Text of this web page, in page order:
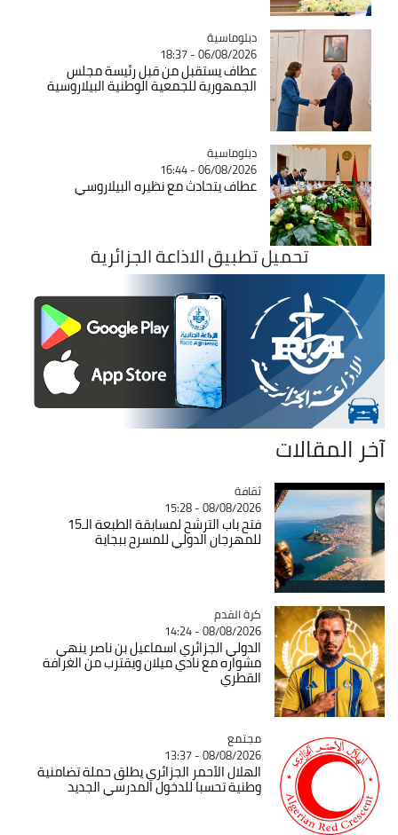
Catégorie
دبلوماسية
06/08/2026 - 18:37
عطاف يستقبل من قبل رئيسة مجلس
الجمهورية للجمعية الوطنية البيلاروسية
Catégorie
دبلوماسية
06/08/2026 - 16:44
عطاف يتحادث مع نظيره البيلاروسي
الاذاعة الجزائرية
Catégorie
ثقافة
08/08/2026 - 15:28
فتح باب الترشح لمسابقة الطبعة الـ15
للمهرجان الدولي للمسرح ببجاية
Catégorie
كرة القدم
08/08/2026 - 14:24
الدولي الجزائري اسماعيل بن ناصر ينهي
مشواره مع نادي ميلان ويقترب من الغرافة
القطري
Catégorie
08/08/2026 - 13:37
الهلال الأحمر الجزائري يطلق حملة تضامنية
وطنية تحسبا للدخول المدرسي الجديد